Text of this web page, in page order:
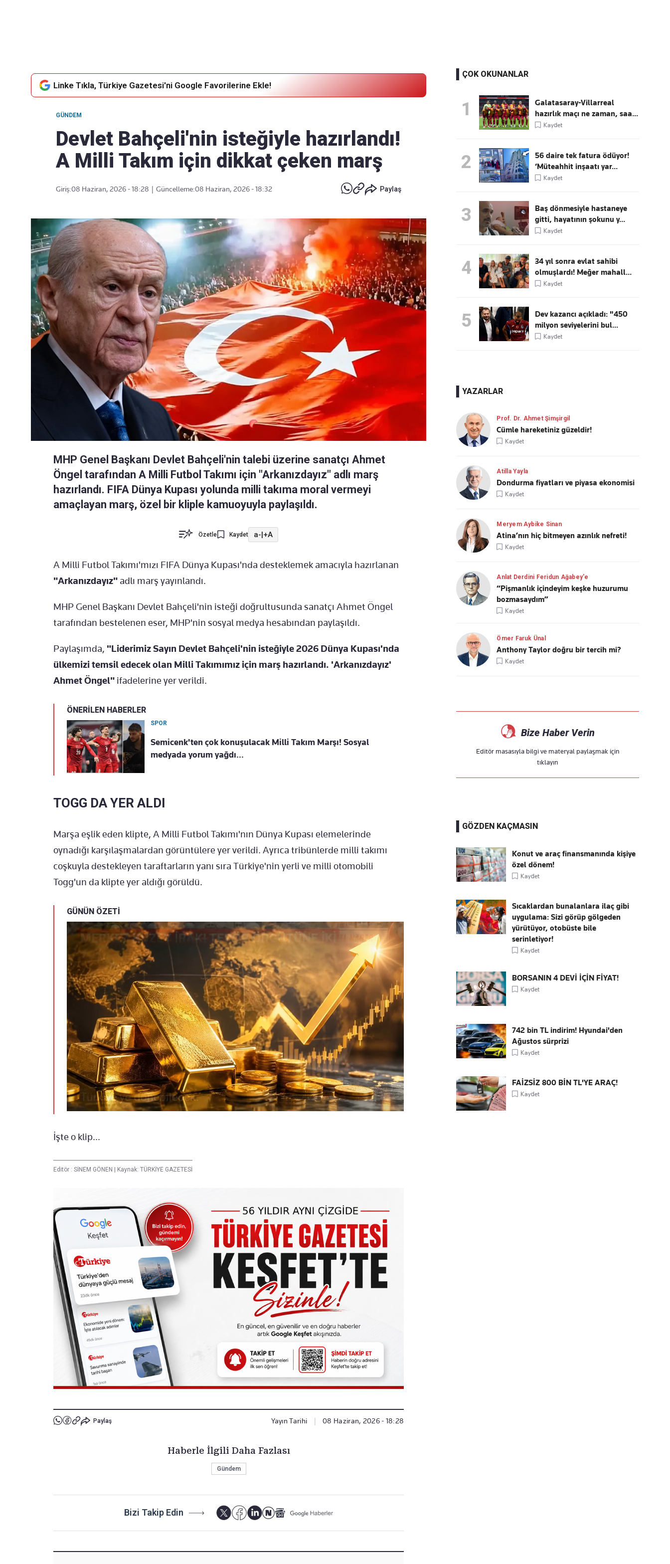
Linke Tıkla, Türkiye Gazetesi'ni Google Favorilerine Ekle!
GÜNDEM
Devlet Bahçeli'nin isteğiyle hazırlandı!
A Milli Takım için dikkat çeken marş
Giriş:08 Haziran, 2026 - 18:28 Güncelleme:08 Haziran, 2026 - 18:32 Paylaş
MHP Genel Başkanı Devlet Bahçeli'nin talebi üzerine sanatçı Ahmet
Öngel tarafından A Milli Futbol Takımı için "Arkanızdayız" adlı marş
hazırlandı. FIFA Dünya Kupası yolunda milli takıma moral vermeyi
amaçlayan marş, özel bir kliple kamuoyuyla paylaşıldı.
Özetle Kaydet a-|+A
A Milli Futbol Takımı'mızı FIFA Dünya Kupası'nda desteklemek amacıyla hazırlanan
"Arkanızdayız" adlı marş yayınlandı.
MHP Genel Başkanı Devlet Bahçeli'nin isteği doğrultusunda sanatçı Ahmet Öngel
tarafından bestelenen eser, MHP'nin sosyal medya hesabından paylaşıldı.
Paylaşımda, "Liderimiz Sayın Devlet Bahçeli'nin isteğiyle 2026 Dünya Kupası'nda
ülkemizi temsil edecek olan Milli Takımımız için marş hazırlandı. 'Arkanızdayız'
Ahmet Öngel" ifadelerine yer verildi.
ÖNERİLEN HABERLER
SPOR
Semicenk'ten çok konuşulacak Milli Takım Marşı! Sosyal
medyada yorum yağdı...
TOGG DA YER ALDI
Marşa eşlik eden klipte, A Milli Futbol Takımı'nın Dünya Kupası elemelerinde
oynadığı karşılaşmalardan görüntülere yer verildi. Ayrıca tribünlerde milli takımı
coşkuyla destekleyen taraftarların yanı sıra Türkiye'nin yerli ve milli otomobili
Togg'un da klipte yer aldığı görüldü.
GÜNÜN ÖZETİ
İşte o klip...
Editör : SİNEM GÖNEN | Kaynak: TÜRKİYE GAZETESİ
Paylaş Yayın Tarihi 08 Haziran, 2026 - 18:28
Haberle İlgili Daha Fazlası
Gündem
Bizi Takip Edin
ÇOK OKUNANLAR
1
Galatasaray-Villarreal
hazırlık maçı ne zaman, saa...
Kaydet
2
56 daire tek fatura ödüyor!
‘Müteahhit inşaatı yar...
Kaydet
3
Baş dönmesiyle hastaneye
gitti, hayatının şokunu y...
Kaydet
4
34 yıl sonra evlat sahibi
olmuşlardı! Meğer mahall...
Kaydet
5
Dev kazancı açıkladı: "450
milyon seviyelerini bul...
Kaydet
YAZARLAR
Prof. Dr. Ahmet Şimşirgil
Cümle hareketiniz güzeldir!
Kaydet
Atilla Yayla
Dondurma fiyatları ve piyasa ekonomisi
Kaydet
Meryem Aybike Sinan
Atina’nın hiç bitmeyen azınlık nefreti!
Kaydet
Anlat Derdini Feridun Ağabey'e
“Pişmanlık içindeyim keşke huzurumu
bozmasaydım”
Kaydet
Ömer Faruk Ünal
Anthony Taylor doğru bir tercih mi?
Kaydet
Bize Haber Verin
Editör masasıyla bilgi ve materyal paylaşmak için
tıklayın
GÖZDEN KAÇMASIN
Konut ve araç finansmanında kişiye
özel dönem!
Kaydet
Sıcaklardan bunalanlara ilaç gibi
uygulama: Sizi görüp gölgeden
yürütüyor, otobüste bile
serinletiyor!
Kaydet
BORSANIN 4 DEVİ İÇİN FİYAT!
Kaydet
742 bin TL indirim! Hyundai'den
Ağustos sürprizi
Kaydet
FAİZSİZ 800 BİN TL'YE ARAÇ!
Kaydet